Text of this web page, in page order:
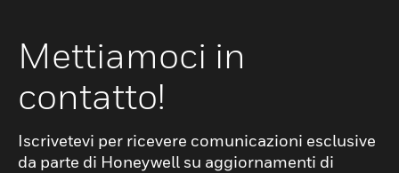
Mettiamoci in
contatto!
Iscrivetevi per ricevere comunicazioni esclusive
da parte di Honeywell su aggiornamenti di